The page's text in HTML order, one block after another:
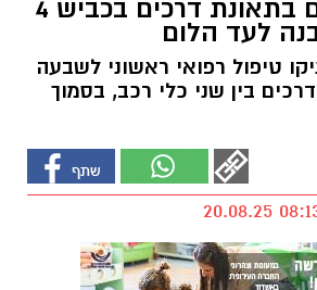
שבעה נפגעים בתאונת דרכים בכביש 4
לעד הלום
טיפול רפואי ראשוני לשבעה
בין שני כלי רכב, בסמוך